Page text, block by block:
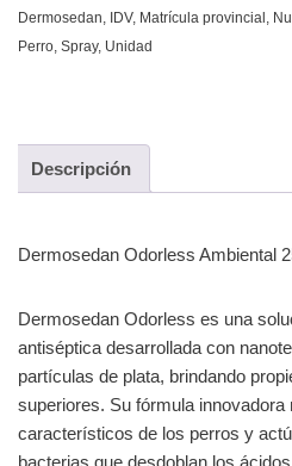
Dermosedan, IDV, Matrícula provincial ,
Perro, Spray, Unidad
Descripción
Dermosedan Odorless Ambiental
Dermosedan Odorless es una
antiséptica desarrollada con
partículas de plata, brindando
superiores. Su fórmula innovadora
característicos de los perros y